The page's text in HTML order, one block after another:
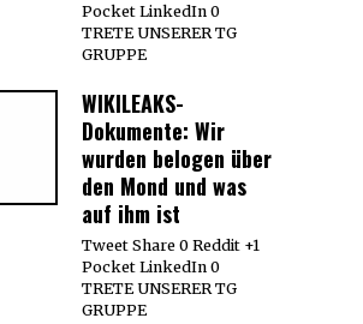
Pocket LinkedIn 0
TRETE UNSERER TG
GRUPPE
WIKILEAKS-
Dokumente: Wir
wurden belogen über
den Mond und was
auf ihm ist
Tweet Share 0 Reddit +1
Pocket LinkedIn 0
TRETE UNSERER TG
GRUPPE